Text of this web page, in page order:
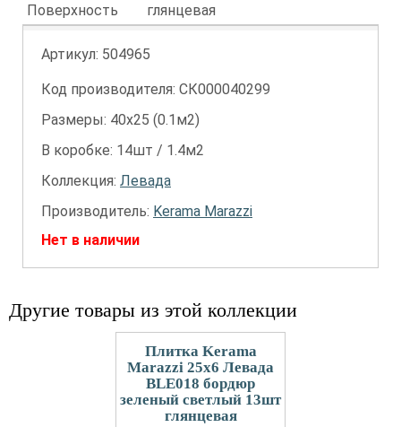
Поверхность глянцевая
Артикул: 504965
Код производителя: СК000040299
Размеры: 40х25 (0.1м2)
В коробке: 14шт / 1.4м2
Коллекция: Левада
Производитель: Kerama Marazzi
Нет в наличии
Другие товары из этой коллекции
Плитка Kerama
Marazzi 25x6 Левада
BLE018 бордюр
зеленый светлый 13шт
глянцевая